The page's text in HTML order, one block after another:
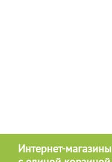
Интернет-магазины